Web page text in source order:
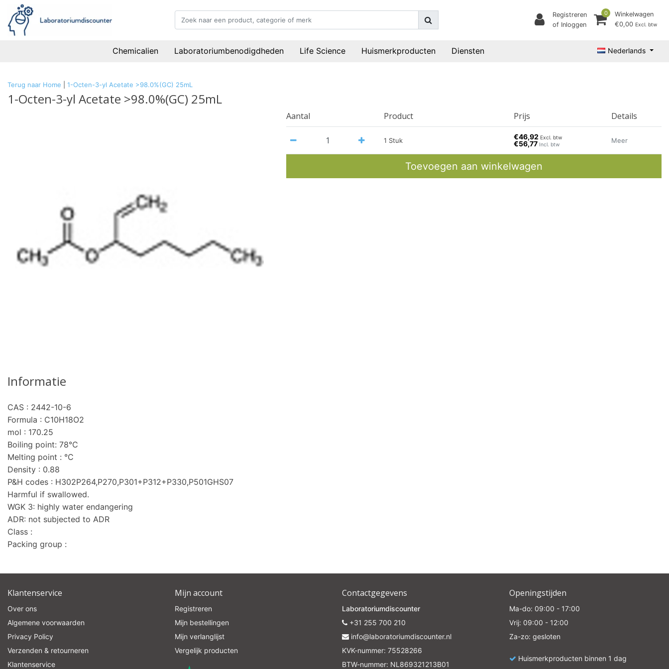
Registreren
of Inloggen
0
Winkelwagen
€0,00 Excl. btw
Chemicalien Laboratoriumbenodigdheden Life Science Huismerkproducten Diensten Nederlands
Terug naar Home 1-Octen-3-yl Acetate >98.0%(GC) 25mL
1-Octen-3-yl Acetate >98.0%(GC) 25mL
Aantal Product Prijs Details
1 Stuk €46,92 Excl. btw
€56,77 Incl. btw
Meer
Toevoegen aan winkelwagen
Informatie
CAS : 2442-10-6
Formula : C10H18O2
mol : 170.25
Boiling point: 78°C
Melting point : °C
Density : 0.88
P&H codes : H302P264,P270,P301+P312+P330,P501GHS07
Harmful if swallowed.
WGK 3: highly water endangering
ADR: not subjected to ADR
Class :
Packing group :
Klantenservice
Over ons
Algemene voorwaarden
Privacy Policy
Verzenden & retourneren
Klantenservice
Mijn account
Registreren
Mijn bestellingen
Mijn verlanglijst
Vergelijk producten
Contactgegevens
Laboratoriumdiscounter
+31 255 700 210
info@laboratoriumdiscounter.nl
KVK-nummer: 75528266
BTW-nummer: NL869321213B01
Openingstijden
Ma-do: 09:00 - 17:00
Vrij: 09:00 - 12:00
Za-zo: gesloten
Huismerkproducten binnen 1 dag